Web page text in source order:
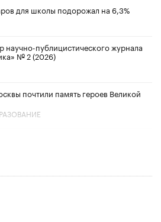
для школы подорожал на 6,3%
научно-публицистического журнала
№ 2 (2026)
почтили память героев Великой